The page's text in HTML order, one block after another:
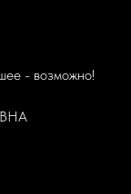
- возможно!